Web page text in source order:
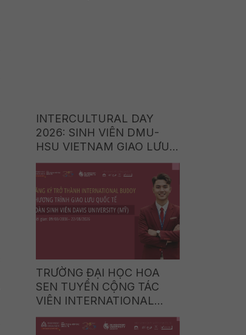
INTERCULTURAL DAY
2026: SINH VIÊN DMU-
HSU VIETNAM GIAO LƯU
VĂN HÓA CÙNG SINH
VIÊN ITE COLLEGE WEST
(SINGAPORE)
TRƯỜNG ĐẠI HỌC HOA
SEN TUYỂN CỘNG TÁC
VIÊN INTERNATIONAL
BUDDY CHƯƠNG TRÌNH
GIAO LƯU QUỐC TẾ CÙNG